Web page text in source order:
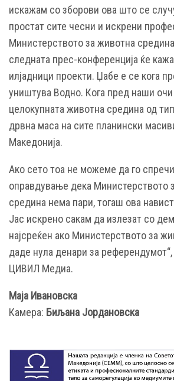
искажам со зборови ова што се
простат сите чесни и искрени
Министерството за животна
следната прес-конференција ќе
илјадници проекти. Џабе е се кога
уништува Водно. Кога пред наши
целокупната животна средина од
дрвна маса на сите планински
Македонија.
Ако сето тоа не можеме да го
оправдување дека Министерството
средина нема пари, тогаш ова
Јас искрено сакам да излезат со
најсреќен ако Министерството за
даде нула денари за
ЦИВИЛ Медиа.
Маја Ивановска
Камера: Биљана Јордановска